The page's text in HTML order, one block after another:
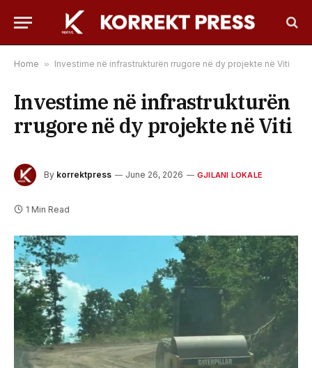
Home » Investime në infrastrukturën rrugore në dy projekte në Viti
Investime në infrastrukturën
rrugore në dy projekte në Viti
By korrektpress June 26, 2026 GJILANI LOKALE
1 Min Read